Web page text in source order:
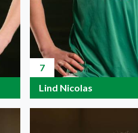
7
Lind Nicolas